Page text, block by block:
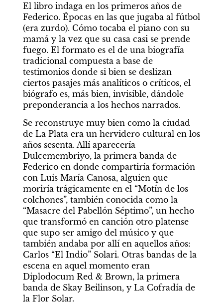
El libro indaga en los primeros años de
Federico. Épocas en las que jugaba al fútbol
(era zurdo). Cómo tocaba el piano con su
mamá y la vez que su casa casi se prende
fuego. El formato es el de una biografía
tradicional compuesta a base de
testimonios donde si bien se deslizan
ciertos pasajes más analíticos o críticos, el
biógrafo es, más bien, invisible, dándole
preponderancia a los hechos narrados.
Se reconstruye muy bien como la ciudad
de La Plata era un hervidero cultural en los
años sesenta. Allí aparecería
Dulcemembriyo, la primera banda de
Federico en donde compartiría formación
con Luis María Canosa, alguien que
moriría trágicamente en el “Motín de los
colchones”, también conocida como la
“Masacre del Pabellón Séptimo”, un hecho
que transformó en canción otro platense
que supo ser amigo del músico y que
también andaba por allí en aquellos años:
Carlos “El Indio” Solari. Otras bandas de la
escena en aquel momento eran
Diplodocum Red & Brown, la primera
banda de Skay Beilinson, y La Cofradía de
la Flor Solar.